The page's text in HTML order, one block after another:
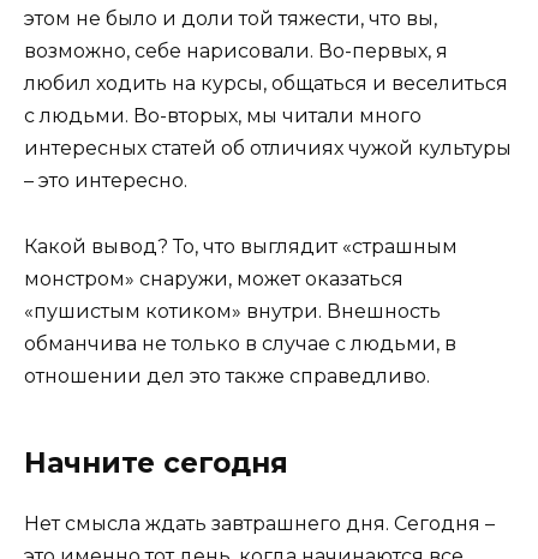
этом не было и доли той тяжести, что вы,
возможно, себе нарисовали. Во-первых, я
любил ходить на курсы, общаться и веселиться
с людьми. Во-вторых, мы читали много
интересных статей об отличиях чужой культуры
– это интересно.
Какой вывод? То, что выглядит «страшным
монстром» снаружи, может оказаться
«пушистым котиком» внутри. Внешность
обманчива не только в случае с людьми, в
отношении дел это также справедливо.
Начните сегодня
Нет смысла ждать завтрашнего дня. Сегодня –